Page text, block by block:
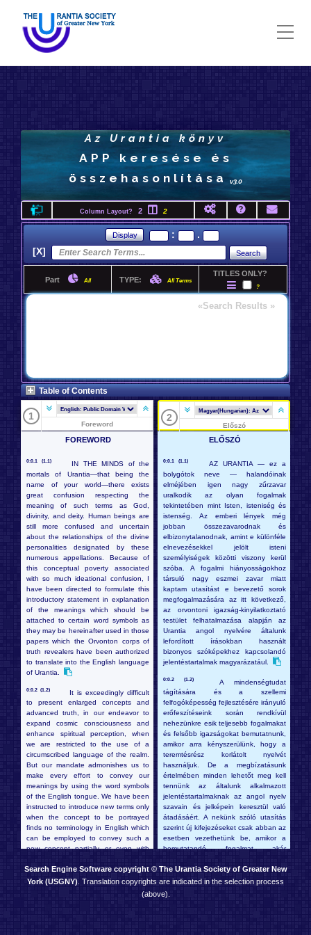
Az Urantia könyv
APP keresése és
összehasonlítása
v3.0
Column Layout? 2 2
:
.
[X]
Part All TYPE: All Terms
TITLES ONLY?
?
«Search Results »
Table of Contents
1
Foreword
FOREWORD
0:0.1 (1.1)
IN THE MINDS of the
mortals of Urantia—that being the
name of your world—there exists
great confusion respecting the
meaning of such terms as God,
divinity, and deity. Human beings are
still more confused and uncertain
about the relationships of the divine
personalities designated by these
numerous appellations. Because of
this conceptual poverty associated
with so much ideational confusion, I
have been directed to formulate this
introductory statement in explanation
of the meanings which should be
attached to certain word symbols as
they may be hereinafter used in those
papers which the Orvonton corps of
truth revealers have been authorized
to translate into the English language
of Urantia.
0:0.2 (1.2)
It is exceedingly difficult
to present enlarged concepts and
advanced truth, in our endeavor to
expand cosmic consciousness and
enhance spiritual perception, when
we are restricted to the use of a
circumscribed language of the realm.
But our mandate admonishes us to
make every effort to convey our
meanings by using the word symbols
of the English tongue. We have been
instructed to introduce new terms only
when the concept to be portrayed
finds no terminology in English which
can be employed to convey such a
new concept partially or even with
0:0.3 (1.3)
comprehension and of preventing
2
Előszó
ELŐSZÓ
0:0.1 (1.1)
AZ URANTIA — ez a
bolygótok neve — halandóinak
elméjében igen nagy zűrzavar
uralkodik az olyan fogalmak
tekintetében mint Isten, isteniség és
istenség. Az emberi lények még
jobban összezavarodnak és
elbizonytalanodnak, amint e különféle
elnevezésekkel jelölt isteni
személyiségek közötti viszony kerül
szóba. A fogalmi hiányosságokhoz
társuló nagy eszmei zavar miatt
kaptam utasítást e bevezető sorok
megfogalmazására az itt következő,
az orvontoni igazság-kinyilatkoztató
testület felhatalmazása alapján az
Urantia angol nyelvére általunk
lefordított írásokban használt
bizonyos szóképekhez kapcsolandó
jelentéstartalmak magyarázatául.
0:0.2 (1.2)
A mindenségtudat
tágítására és a szellemi
felfogóképesség fejlesztésére irányuló
erőfeszítéseink során rendkívül
nehezünkre esik teljesebb fogalmakat
és felsőbb igazságokat bemutatnunk,
amikor arra kényszerülünk, hogy a
teremtésrész korlátolt nyelvét
használjuk. De a megbízatásunk
értelmében minden lehetőt meg kell
tennünk az általunk alkalmazott
jelentéstartalmaknak az angol nyelv
szavain és jelképein keresztül való
átadásáért. A nekünk szóló utasítás
szerint új kifejezéseket csak abban az
esetben vezethetünk be, amikor a
bemutatandó fogalmat akár
nagyobb jelentéstorzulással átadni
képes szó az angolban nem létezik.
Search Engine Software copyright © The Urantia Society of Greater New
York (USGNY) . Translation copyrights are indicated in the selection process
(above).